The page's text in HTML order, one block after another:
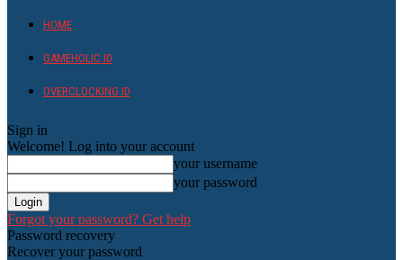
HOME
GAMEHOLIC.ID
OVERCLOCKING ID
Sign in
Welcome! Log into your account
your username
your password
Forgot your password? Get help
Password recovery
Recover your password